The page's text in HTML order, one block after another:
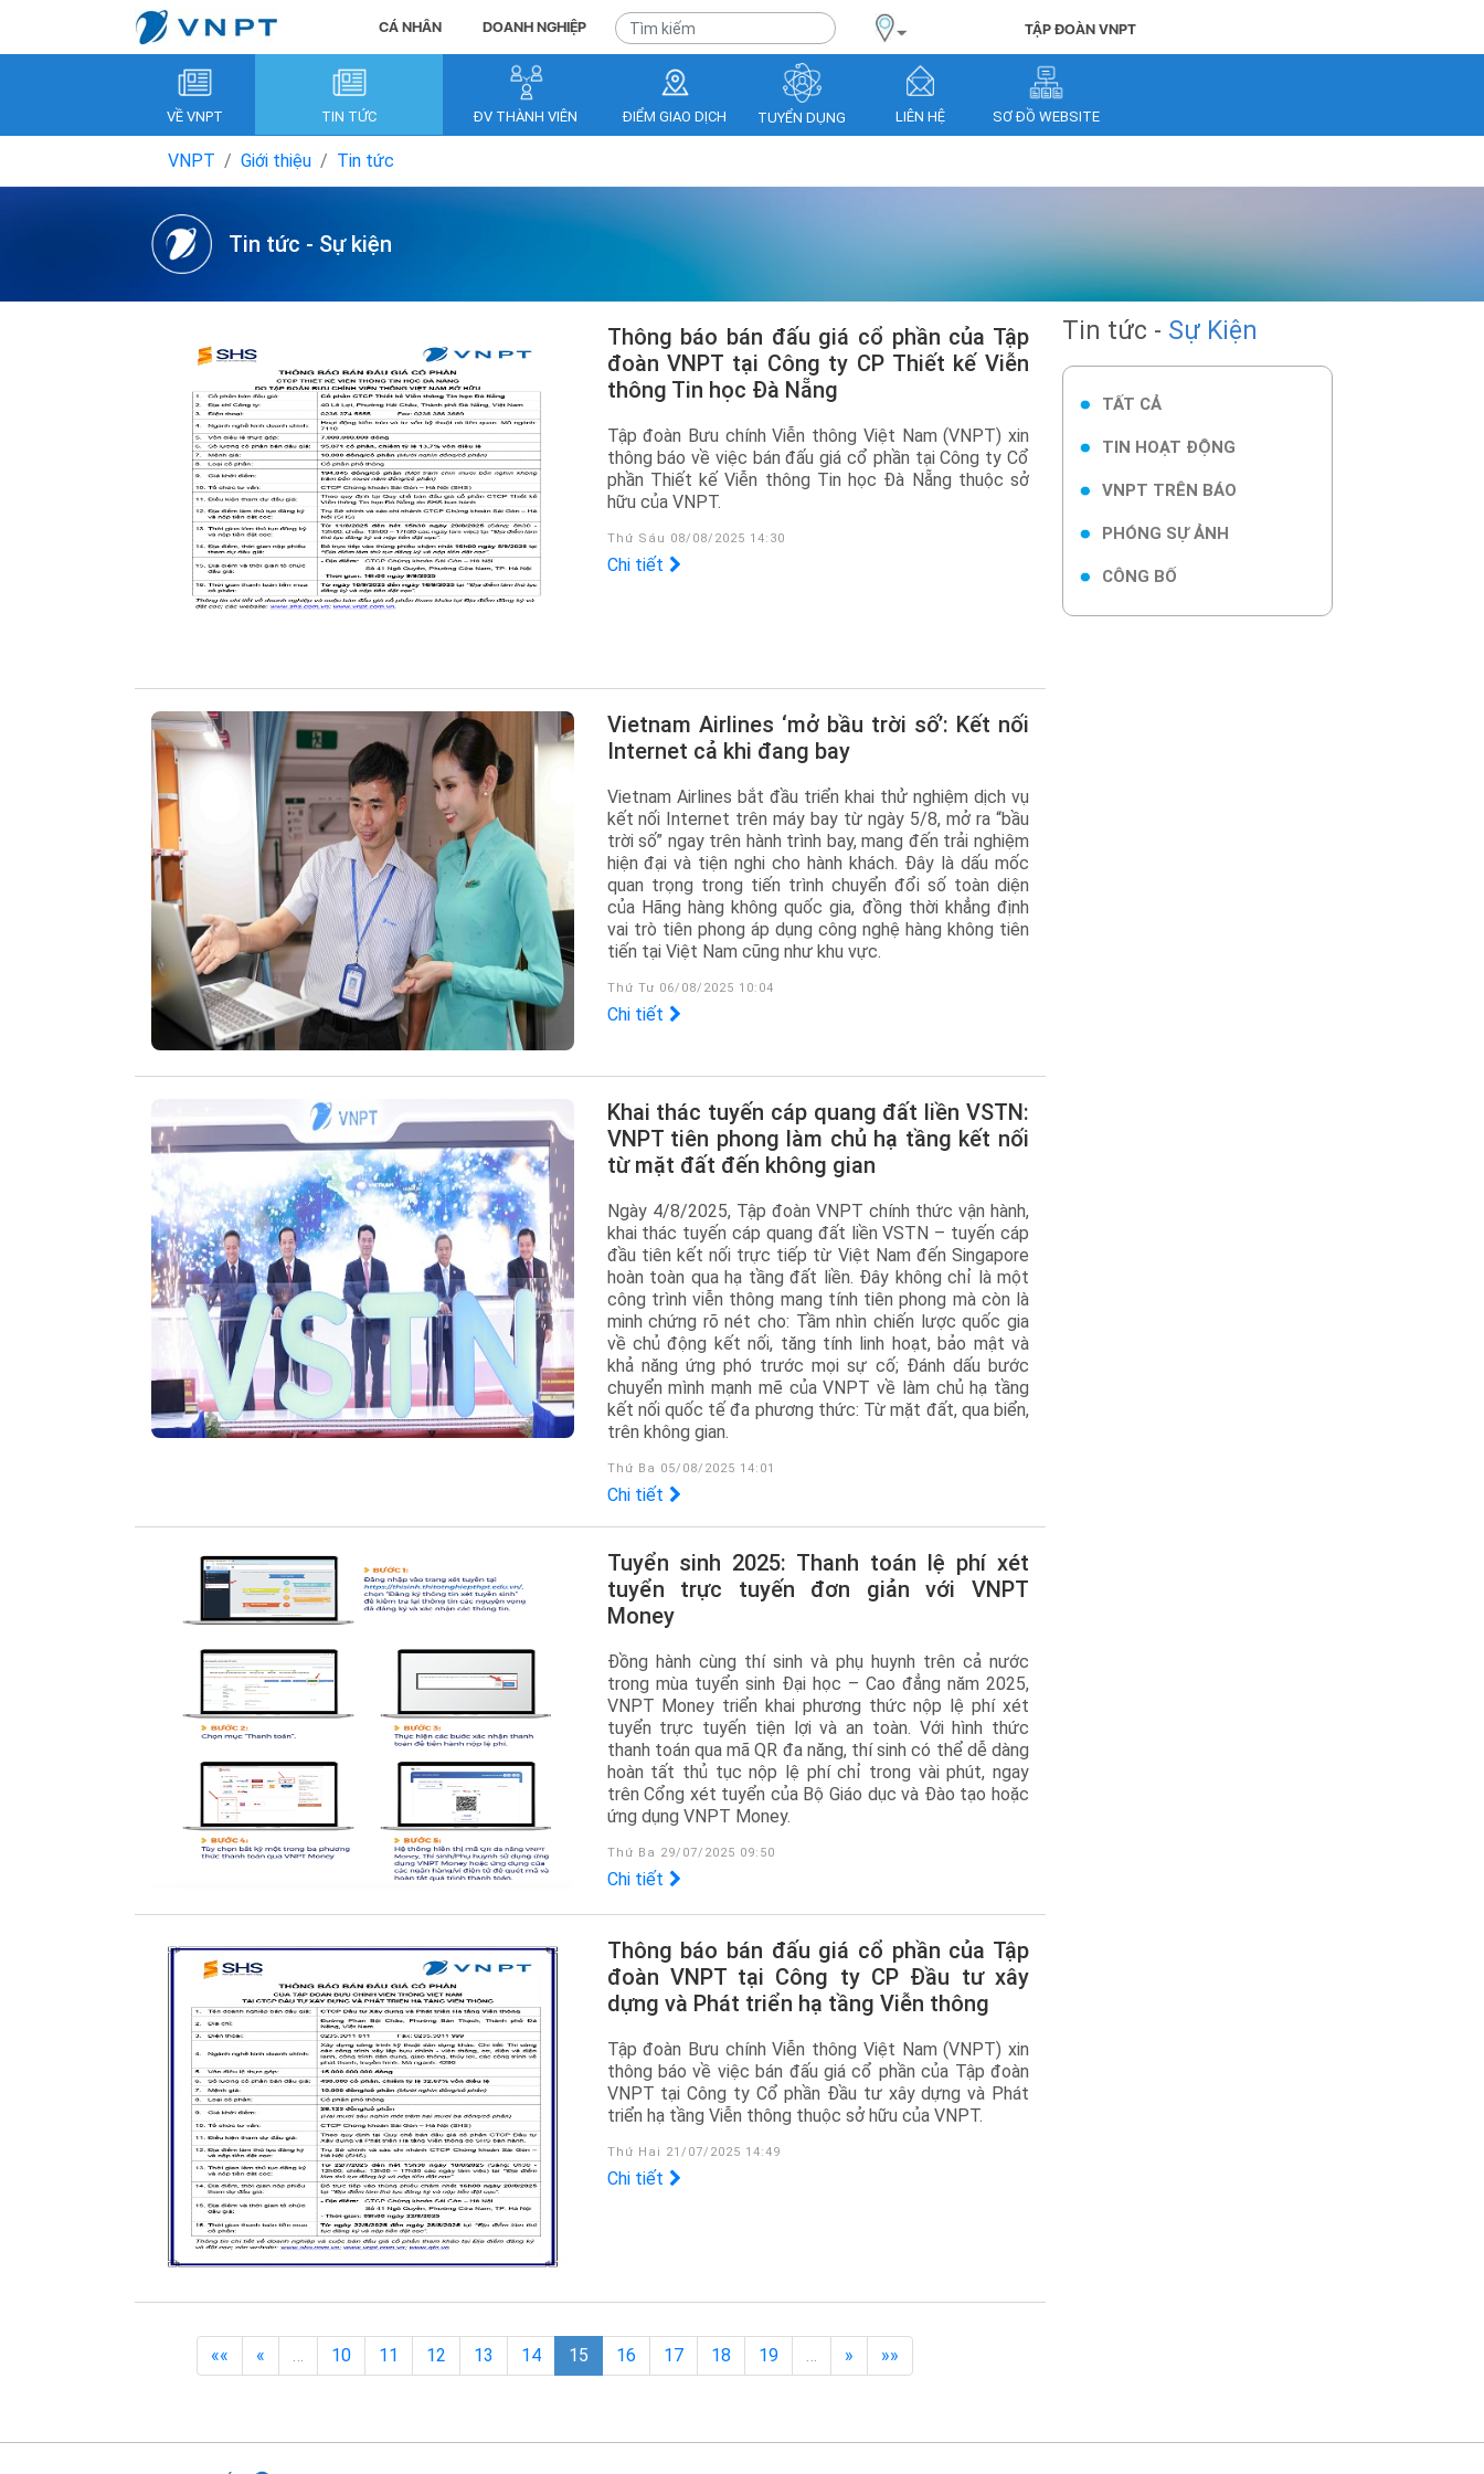
CÁ NHÂN DOANH NGHIỆP TẬP ĐOÀN VNPT
VỀ VNPT TIN TỨC ĐV THÀNH VIÊN ĐIỂM GIAO DỊCH TUYỂN DỤNG LIÊN HỆ SƠ ĐỒ WEBSITE
VNPT Giới thiệu Tin tức
Tin tức - Sự kiện
Thông báo bán đấu giá cổ phần của Tập
đoàn VNPT tại Công ty CP Thiết kế Viễn
thông Tin học Đà Nẵng
Tập đoàn Bưu chính Viễn thông Việt Nam (VNPT) xin
thông báo về việc bán đấu giá cổ phần tại Công ty Cổ
phần Thiết kế Viễn thông Tin học Đà Nẵng thuộc sở
hữu của VNPT.
Thứ Sáu 08/08/2025 14:30
Chi tiết
Vietnam Airlines ‘mở bầu trời số’: Kết nối
Internet cả khi đang bay
Vietnam Airlines bắt đầu triển khai thử nghiệm dịch vụ
kết nối Internet trên máy bay từ ngày 5/8, mở ra “bầu
trời số” ngay trên hành trình bay, mang đến trải nghiệm
hiện đại và tiện nghi cho hành khách. Đây là dấu mốc
quan trọng trong tiến trình chuyển đổi số toàn diện
của Hãng hàng không quốc gia, đồng thời khẳng định
vai trò tiên phong áp dụng công nghệ hàng không tiên
tiến tại Việt Nam cũng như khu vực.
Thứ Tư 06/08/2025 10:04
Chi tiết
Khai thác tuyến cáp quang đất liền VSTN:
VNPT tiên phong làm chủ hạ tầng kết nối
từ mặt đất đến không gian
Ngày 4/8/2025, Tập đoàn VNPT chính thức vận hành,
khai thác tuyến cáp quang đất liền VSTN – tuyến cáp
đầu tiên kết nối trực tiếp từ Việt Nam đến Singapore
hoàn toàn qua hạ tầng đất liền. Đây không chỉ là một
công trình viễn thông mang tính tiên phong mà còn là
minh chứng rõ nét cho: Tầm nhìn chiến lược quốc gia
về chủ động kết nối, tăng tính linh hoạt, bảo mật và
khả năng ứng phó trước mọi sự cố; Đánh dấu bước
chuyển mình mạnh mẽ của VNPT về làm chủ hạ tầng
kết nối quốc tế đa phương thức: Từ mặt đất, qua biển,
trên không gian.
Thứ Ba 05/08/2025 14:01
Chi tiết
Tuyển sinh 2025: Thanh toán lệ phí xét
tuyển trực tuyến đơn giản với VNPT
Money
Đồng hành cùng thí sinh và phụ huynh trên cả nước
trong mùa tuyển sinh Đại học – Cao đẳng năm 2025,
VNPT Money triển khai phương thức nộp lệ phí xét
tuyển trực tuyến tiện lợi và an toàn. Với hình thức
thanh toán qua mã QR đa năng, thí sinh có thể dễ dàng
hoàn tất thủ tục nộp lệ phí chỉ trong vài phút, ngay
trên Cổng xét tuyển của Bộ Giáo dục và Đào tạo hoặc
ứng dụng VNPT Money.
Thứ Ba 29/07/2025 09:50
Chi tiết
Thông báo bán đấu giá cổ phần của Tập
đoàn VNPT tại Công ty CP Đầu tư xây
dựng và Phát triển hạ tầng Viễn thông
Tập đoàn Bưu chính Viễn thông Việt Nam (VNPT) xin
thông báo về việc bán đấu giá cổ phần của Tập đoàn
VNPT tại Công ty Cổ phần Đầu tư xây dựng và Phát
triển hạ tầng Viễn thông thuộc sở hữu của VNPT.
Thứ Hai 21/07/2025 14:49
Chi tiết
«« « … 10 11 12 13 14 15 16 17 18 19 … » »»
Tin tức - Sự Kiện
TẤT CẢ
TIN HOẠT ĐỘNG
VNPT TRÊN BÁO
PHÓNG SỰ ẢNH
CÔNG BỐ